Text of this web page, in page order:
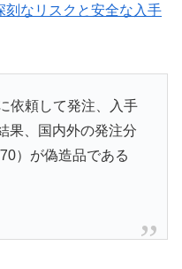
刻なリスクと安全な入手
依頼して発注、入手
果、国内外の発注分
）が偽造品である